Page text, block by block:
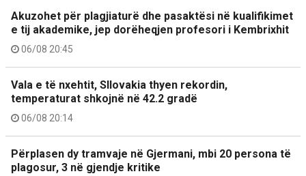
Akuzohet për plagjiaturë dhe pasaktësi në kualifikimet
e tij akademike, jep dorëheqjen profesori i Kembrixhit
06/08 20:45
Vala e të nxehtit, Sllovakia thyen rekordin,
temperaturat shkojnë në 42.2 gradë
06/08 20:14
Përplasen dy tramvaje në Gjermani, mbi 20 persona të
plagosur, 3 në gjendje kritike